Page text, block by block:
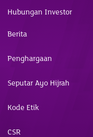
Hubungan Investor
Berita
Penghargaan
Seputar Ayo Hijrah
Kode Etik
CSR